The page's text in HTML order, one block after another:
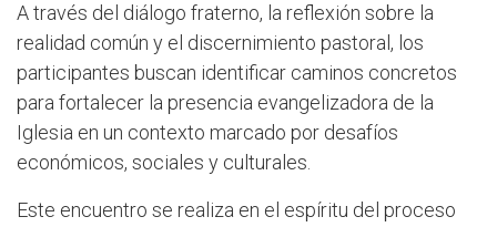
A través del diálogo fraterno, la reflexión sobre la
realidad común y el discernimiento pastoral, los
participantes buscan identificar caminos concretos
para fortalecer la presencia evangelizadora de la
Iglesia en un contexto marcado por desafíos
económicos, sociales y culturales.
Este encuentro se realiza en el espíritu del proceso